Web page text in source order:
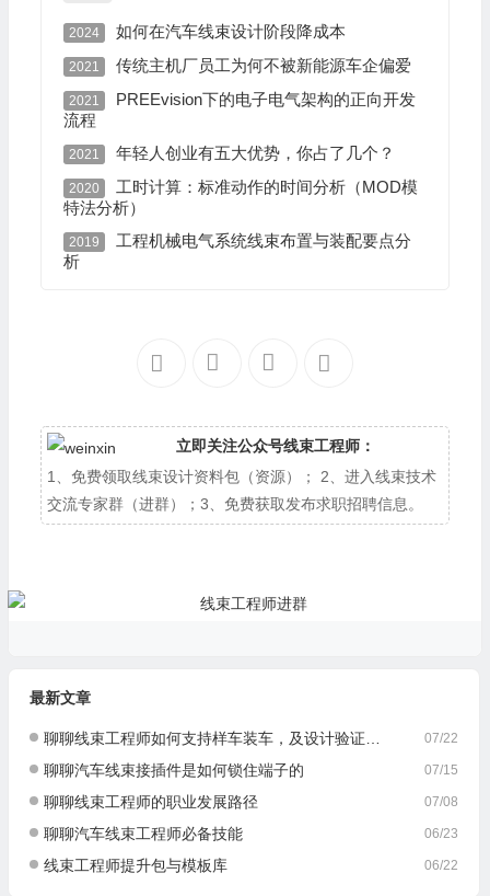
2024 如何在汽车线束设计阶段降成本
2021 传统主机厂员工为何不被新能源车企偏爱
2021
PREEvision下的电子电气架构的正向开发
流程
2021 年轻人创业有五大优势，你占了几个？
2020
工时计算：标准动作的时间分析（MOD模
特法分析）
2019
工程机械电气系统线束布置与装配要点分
析
立即关注公众号线束工程师：
1、免费领取线束设计资料包（资源）； 2、进入线束技术
交流专家群（进群）；3、免费获取发布求职招聘信息。
最新文章
07/22
聊聊线束工程师如何支持样车装车，及设计验证与优化
07/15
聊聊汽车线束接插件是如何锁住端子的
07/08
聊聊线束工程师的职业发展路径
06/23
聊聊汽车线束工程师必备技能
06/22
线束工程师提升包与模板库